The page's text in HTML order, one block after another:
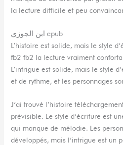
la lecture difficile et peu
ابن الجوزي epub
L’histoire est solide, mais le style
fb2 fb2 la lecture vraiment
L’intrigue est solide, mais le style
et de rythme, et les personnages
J’ai trouvé l’histoire
prévisible. Le style d’écriture est
qui manque de mélodie. Les
développés, mais l’intrigue est un